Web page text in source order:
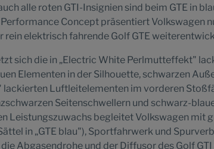
alle roten GTI-Insignien sind beim GTE in
Performance Concept präsentiert Volkswagen
rein elektrisch fahrende Golf GTE
sich die in „Electric White Perlmutteffekt"
Elementen in der Silhouette, schwarzen
lackierten Luftleitelementen im vorderen
Seitenschwellern und schwarz-
Leistungszuwachs begleitet Volkswagen mit
in „GTE blau"), Sportfahrwerk und
Abgasendrohe und der Diffusor des Golf